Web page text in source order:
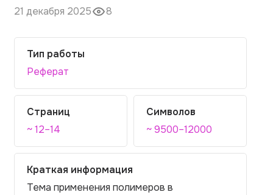
Вопросы и ответы
21 декабря 2025 8
Тип работы
Реферат
Страниц
~ 12–14
Символов
~ 9500–12000
Краткая информация
Тема применения полимеров в